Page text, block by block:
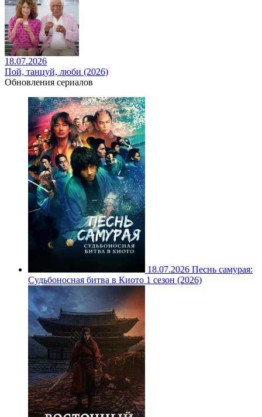
18.07.2026
Пой, танцуй, люби (2026)
Обновления сериалов
18.07.2026 Песнь самурая:
Судьбоносная битва в Киото 1 сезон (2026)